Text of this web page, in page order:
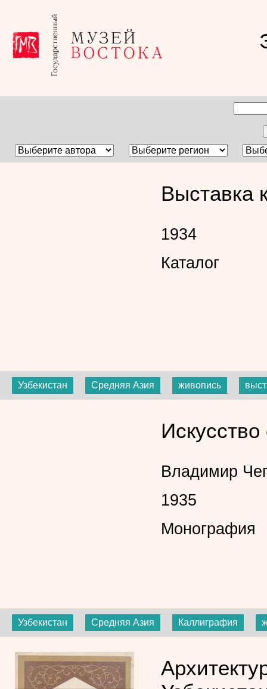
Выставка
1934
Каталог
Узбекистан Средняя Азия живопись
Искусство
Владимир
1935
Монография
Узбекистан Средняя Азия Каллиграфия